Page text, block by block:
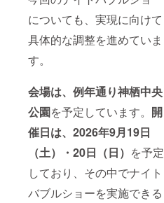
についても、実現に向けて
具体的な調整を進めていま
す。
会場は、例年通り神栖中央
公園を予定しています。 開
催日は、2026年9月19日
（土）・20日（日） を予定
しており、その中でナイト
バブルショーを実施できる